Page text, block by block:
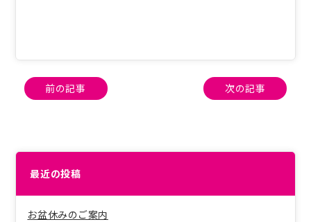
投
稿
ゲ
シ
ョ
ン
前の記事 次の記事
最近の投稿
お盆休みのご案内